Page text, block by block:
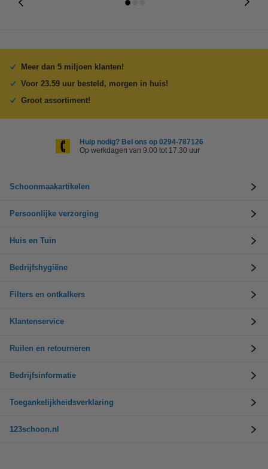
Meer dan 5 miljoen klanten!
Voor 23.59 uur besteld, morgen in huis!
Groot assortiment!
Hulp nodig? Bel ons op 0294-787126
Op werkdagen van 9.00 tot 17.30 uur
Schoonmaakartikelen
Persoonlijke verzorging
Huis en Tuin
Bedrijfshygiëne
Filters en ontkalkers
Klantenservice
Ruilen en retourneren
Bedrijfsinformatie
Toegankelijkheidsverklaring
123schoon.nl